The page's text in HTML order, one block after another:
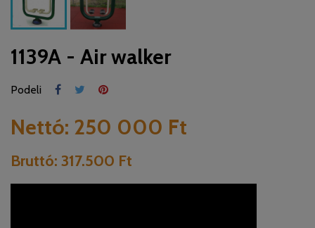
1139A - Air walker
Podeli
Nettó: 250 000 Ft
Bruttó: 317.500 Ft